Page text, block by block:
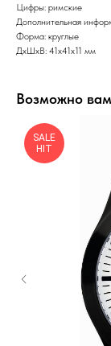
Цифры: римские
Дополнительная
Форма: круглые
ДxШxВ: 41x41x11 мм
Возможно
SALE
HIT